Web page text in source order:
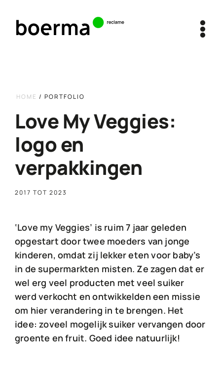
naar
HOME / PORTFOLIO
Love My Veggies:
logo en
verpakkingen
2017 TOT 2023
‘Love my Veggies’ is ruim 7 jaar geleden
opgestart door twee moeders van jonge
kinderen, omdat zij lekker eten voor baby’s
in de supermarkten misten. Ze zagen dat er
wel erg veel producten met veel suiker
werd verkocht en ontwikkelden een missie
om hier verandering in te brengen. Het
idee: zoveel mogelijk suiker vervangen door
groente en fruit. Goed idee natuurlijk!